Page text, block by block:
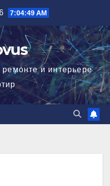
7:04:50 AM
ремонте и интерьере